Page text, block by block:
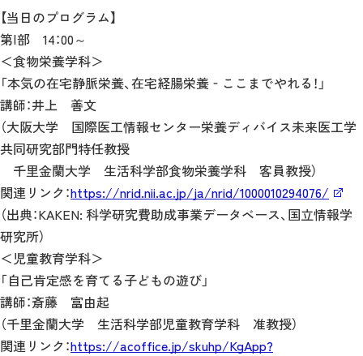
【当日のプログラム】
第Ⅰ部 14：00～
＜食物栄養学科＞
「本気の在宅静脈栄養、在宅経腸栄養‐ここまでやれる！」
講師：井上 善文
（大阪大学 国際医工情報センター栄養ディバイス未来医工学
共同研究部門特任教授
千里金蘭大学 生活科学部食物栄養学科 客員教授）
関連リンク：https://nrid.nii.ac.jp/ja/nrid/1000010294076/
（出典：KAKEN: 科学研究費助成事業データベース、国立情報学
研究所）
＜児童教育学科＞
「自己肯定感を育てる子どもの遊び」
講師：斎藤 富由起
（千里金蘭大学 生活科学部児童教育学科 准教授）
関連リンク：https://acoffice.jp/skuhp/KgApp?